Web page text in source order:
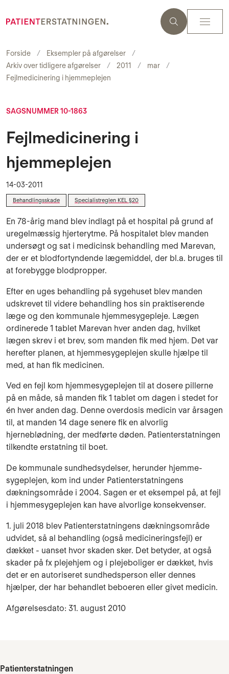
Forside
Eksempler på afgørelser
Arkiv over tidligere afgørelser
2011
mar
Fejlmedicinering i hjemmeplejen
SAGSNUMMER 10-1863
Fejlmedicinering i
hjemmeplejen
14-03-2011
Behandlingsskade Specialistreglen KEL §20
En 78-årig mand blev indlagt på et hospital på grund af
uregelmæssig hjerterytme. På hospitalet blev manden
undersøgt og sat i medicinsk behandling med Marevan,
der er et blodfortyndende lægemiddel, der bl.a. bruges til
at forebygge blodpropper.
Efter en uges behandling på sygehuset blev manden
udskrevet til videre behandling hos sin praktiserende
læge og den kommunale hjemmesygepleje. Lægen
ordinerede 1 tablet Marevan hver anden dag, hvilket
lægen skrev i et brev, som manden fik med hjem. Det var
herefter planen, at hjemmesygeplejen skulle hjælpe til
med, at han fik medicinen.
Ved en fejl kom hjemmesygeplejen til at dosere pillerne
på en måde, så manden fik 1 tablet om dagen i stedet for
én hver anden dag. Denne overdosis medicin var årsagen
til, at manden 14 dage senere fik en alvorlig
hjerneblødning, der medførte døden. Patienterstatningen
tilkendte erstatning til boet.
De kommunale sundhedsydelser, herunder hjemme-
sygeplejen, kom ind under Patienterstatningens
dækningsområde i 2004. Sagen er et eksempel på, at fejl
i hjemmesygeplejen kan have alvorlige konsekvenser.
1. juli 2018 blev Patienterstatningens dækningsområde
udvidet, så al behandling (også medicineringsfejl) er
dækket - uanset hvor skaden sker. Det betyder, at også
skader på fx plejehjem og i plejeboliger er dækket, hvis
det er en autoriseret sundhedsperson eller dennes
hjælper, der har behandlet beboeren eller givet medicin.
Afgørelsesdato: 31. august 2010
Patienterstatningen